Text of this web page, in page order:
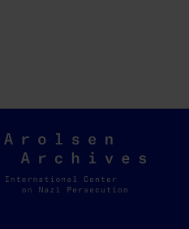
Arolsen
Archives